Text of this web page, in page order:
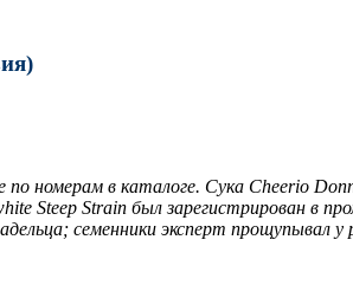
номерам в каталоге. Сука Cheerio
Steep Strain был зарегистрирован в
семенники эксперт прощупывал